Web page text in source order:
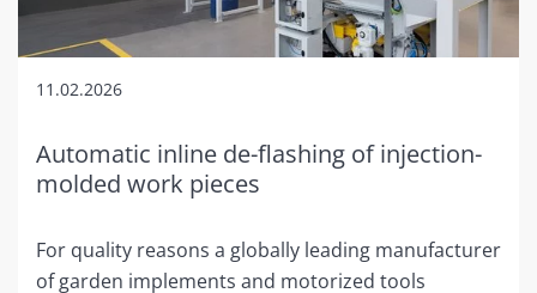
11.02.2026
Automatic inline de-flashing of injection-
molded work pieces
For quality reasons a globally leading manufacturer
of garden implements and motorized tools